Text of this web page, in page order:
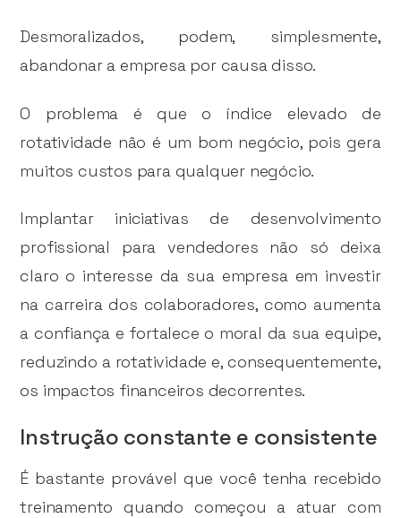
Desmoralizados, podem, simplesmente,
abandonar a empresa por causa disso.
O problema é que o índice elevado de
rotatividade não é um bom negócio, pois gera
muitos custos para qualquer negócio.
Implantar iniciativas de desenvolvimento
profissional para vendedores não só deixa
claro o interesse da sua empresa em investir
na carreira dos colaboradores, como aumenta
a confiança e fortalece o moral da sua equipe,
reduzindo a rotatividade e, consequentemente,
os impactos financeiros decorrentes.
Instrução constante e consistente
É bastante provável que você tenha recebido
treinamento quando começou a atuar com